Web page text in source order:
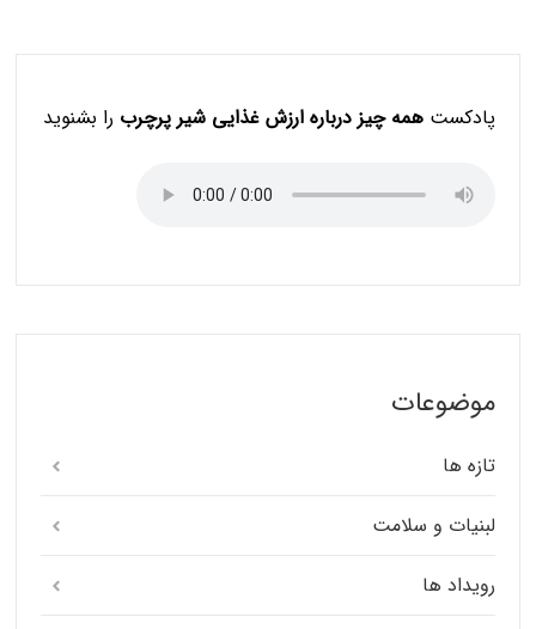
پادکستهمه چیز درباره ارزش غذایی شیر پرچرب را بشنوید
موضوعات
تازه ها
لبنیات و سلامت
رویداد ها